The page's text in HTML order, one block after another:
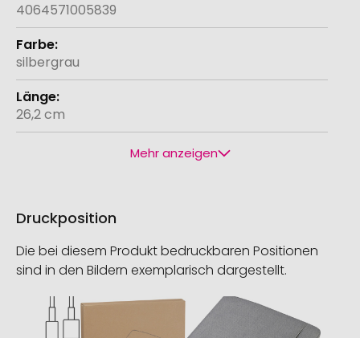
4064571005839
silbergrau
26,2 cm
Mehr anzeigen
Druckposition
Die bei diesem Produkt bedruckbaren Positionen
sind in den Bildern exemplarisch dargestellt.